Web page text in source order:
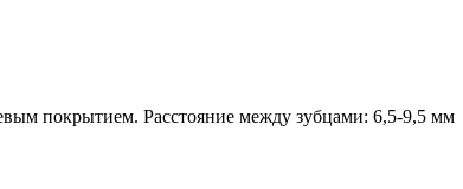
покрытием. Расстояние между зубцами: 6,5-9,5 мм